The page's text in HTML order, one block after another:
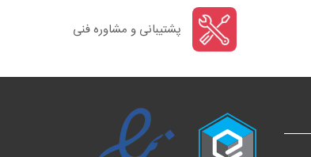
پشتیبانی و مشاوره فنی